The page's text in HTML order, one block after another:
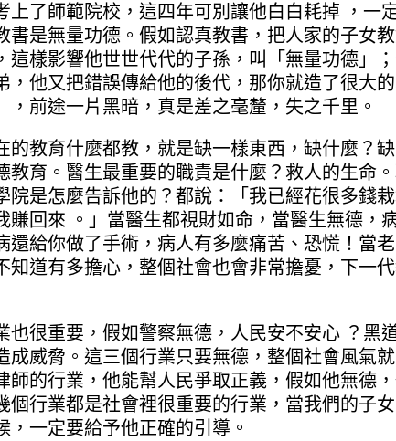
上了師範院校，這四年可別讓他白白耗掉 ，一
書是無量功德。假如認真教書，把人家的子女
這樣影響他世世代代的子孫，叫「無量功德」
，他又把錯誤傳給他的後代，那你就造了很大的
，前途一片黑暗，真是差之毫釐，失之千里。
的教育什麼都教，就是缺一樣東西，缺什麼？缺
教育。醫生最重要的職責是什麼？救人的生命
院是怎麼告訴他的？都說：「我已經花很多錢栽
賺回來 。」當醫生都視財如命，當醫生無德，
還給你做了手術，病人有多麼痛苦、恐慌！當
知道有多擔心，整個社會也會非常擔憂，下一
也很重要，假如警察無德，人民安不安心 ？黑
成威脅。這三個行業只要無德，整個社會風氣
師的行業，他能幫人民爭取正義，假如他無德
個行業都是社會裡很重要的行業，當我們的子
，一定要給予他正確的引導。